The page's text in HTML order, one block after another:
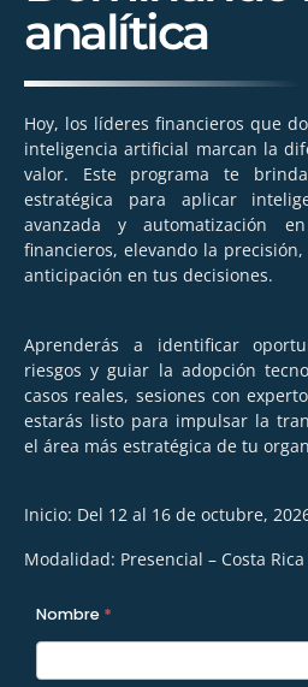
analítica
Hoy, los líderes financieros que
inteligencia artificial marcan la
valor. Este programa te
estratégica para aplicar
avanzada y automatización
financieros, elevando la
anticipación en tus decisiones.
Aprenderás a identificar
riesgos y guiar la adopción
casos reales, sesiones con
estarás listo para impulsar la
el área más estratégica de tu
Inicio: Del 12 al 16 de octubre,
Modalidad: Presencial – Costa Rica
A2026 -
Formulario
Nombre *